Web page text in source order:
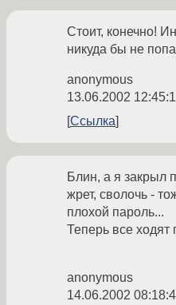
Стоит, конечно!
никуда бы не
anonymous
13.06.2002
Ссылка
Блин, а я закрыл
жрет, сволочь -
плохой пароль...
Теперь все ходят
anonymous
14.06.2002